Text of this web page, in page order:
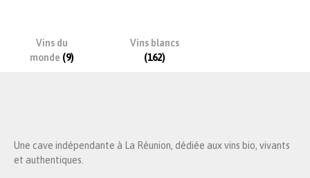
Vins du
monde (9)
Vins blancs
(162)
Une cave indépendante à La Réunion, dédiée aux vins bio, vivants
et authentiques.